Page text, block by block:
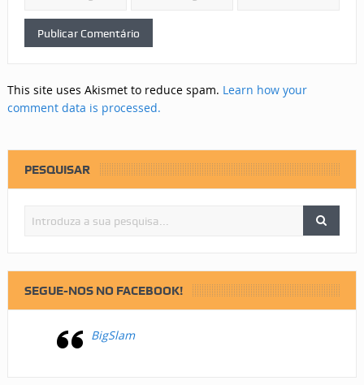
This site uses Akismet to reduce spam. Learn how your
comment data is processed.
PESQUISAR
SEGUE-NOS NO FACEBOOK!
BigSlam